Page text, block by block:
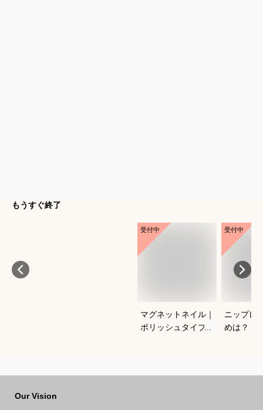
もうすぐ終了
受付中
マグネットネイル｜
ポリッシュタイプで
受付中
ニップレ
めは？
Our Vision